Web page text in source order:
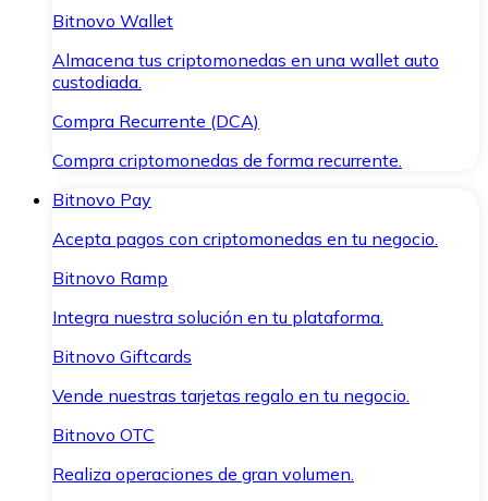
Bitnovo Wallet
Almacena tus criptomonedas en una wallet auto
custodiada.
Compra Recurrente (DCA)
Compra criptomonedas de forma recurrente.
Bitnovo Pay
Acepta pagos con criptomonedas en tu negocio.
Bitnovo Ramp
Integra nuestra solución en tu plataforma.
Bitnovo Giftcards
Vende nuestras tarjetas regalo en tu negocio.
Bitnovo OTC
Realiza operaciones de gran volumen.